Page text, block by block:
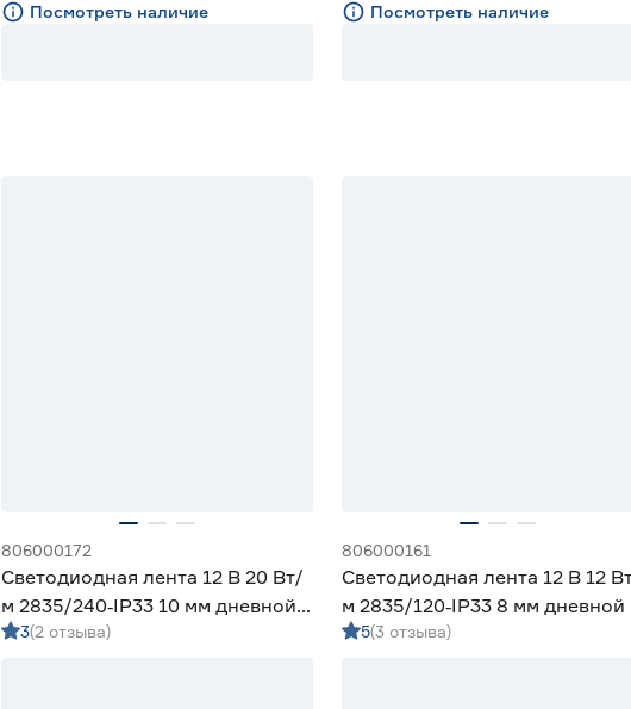
Посмотреть наличие Посмотреть наличие
806000172
Светодиодная лента 12 В 20 Вт/
м 2835/240‑IP33 10 мм дневной 2
м Geniled
3(2 отзыва)
806000161
Светодиодная лента 12 В 12
м 2835/120‑IP33 8 мм дневной
м Geniled
5(3 отзыва)